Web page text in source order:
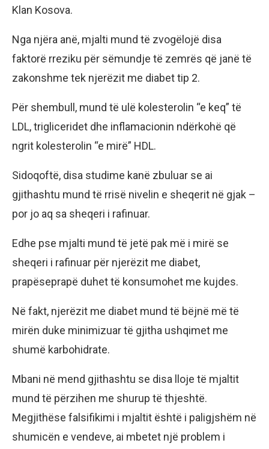
Klan Kosova.
Nga njëra anë, mjalti mund të zvogëlojë disa
faktorë rreziku për sëmundje të zemrës që janë të
zakonshme tek njerëzit me diabet tip 2.
Për shembull, mund të ulë kolesterolin “e keq” të
LDL, trigliceridet dhe inflamacionin ndërkohë që
ngrit kolesterolin “e mirë” HDL.
Sidoqoftë, disa studime kanë zbuluar se ai
gjithashtu mund të rrisë nivelin e sheqerit në gjak –
por jo aq sa sheqeri i rafinuar.
Edhe pse mjalti mund të jetë pak më i mirë se
sheqeri i rafinuar për njerëzit me diabet,
prapëseprapë duhet të konsumohet me kujdes.
Në fakt, njerëzit me diabet mund të bëjnë më të
mirën duke minimizuar të gjitha ushqimet me
shumë karbohidrate.
Mbani në mend gjithashtu se disa lloje të mjaltit
mund të përzihen me shurup të thjeshtë.
Megjithëse falsifikimi i mjaltit është i paligjshëm në
shumicën e vendeve, ai mbetet një problem i